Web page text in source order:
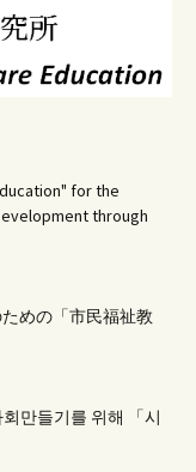
for the
through
めの「市民福祉教
만들기를 위해 「시